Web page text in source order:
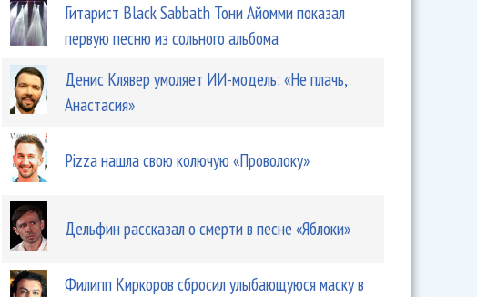
Гитарист Black Sabbath Тони Айомми показал
первую песню из сольного альбома
Денис Клявер умоляет ИИ-модель: «Не плачь,
Анастасия»
Pizza нашла свою колючую «Проволоку»
Дельфин рассказал о смерти в песне «Яблоки»
Филипп Киркоров сбросил улыбающуюся маску в